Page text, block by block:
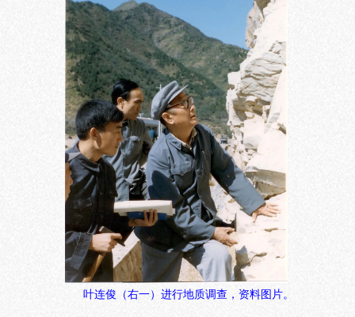
叶连俊（右一）进行地质调查，资料图片。